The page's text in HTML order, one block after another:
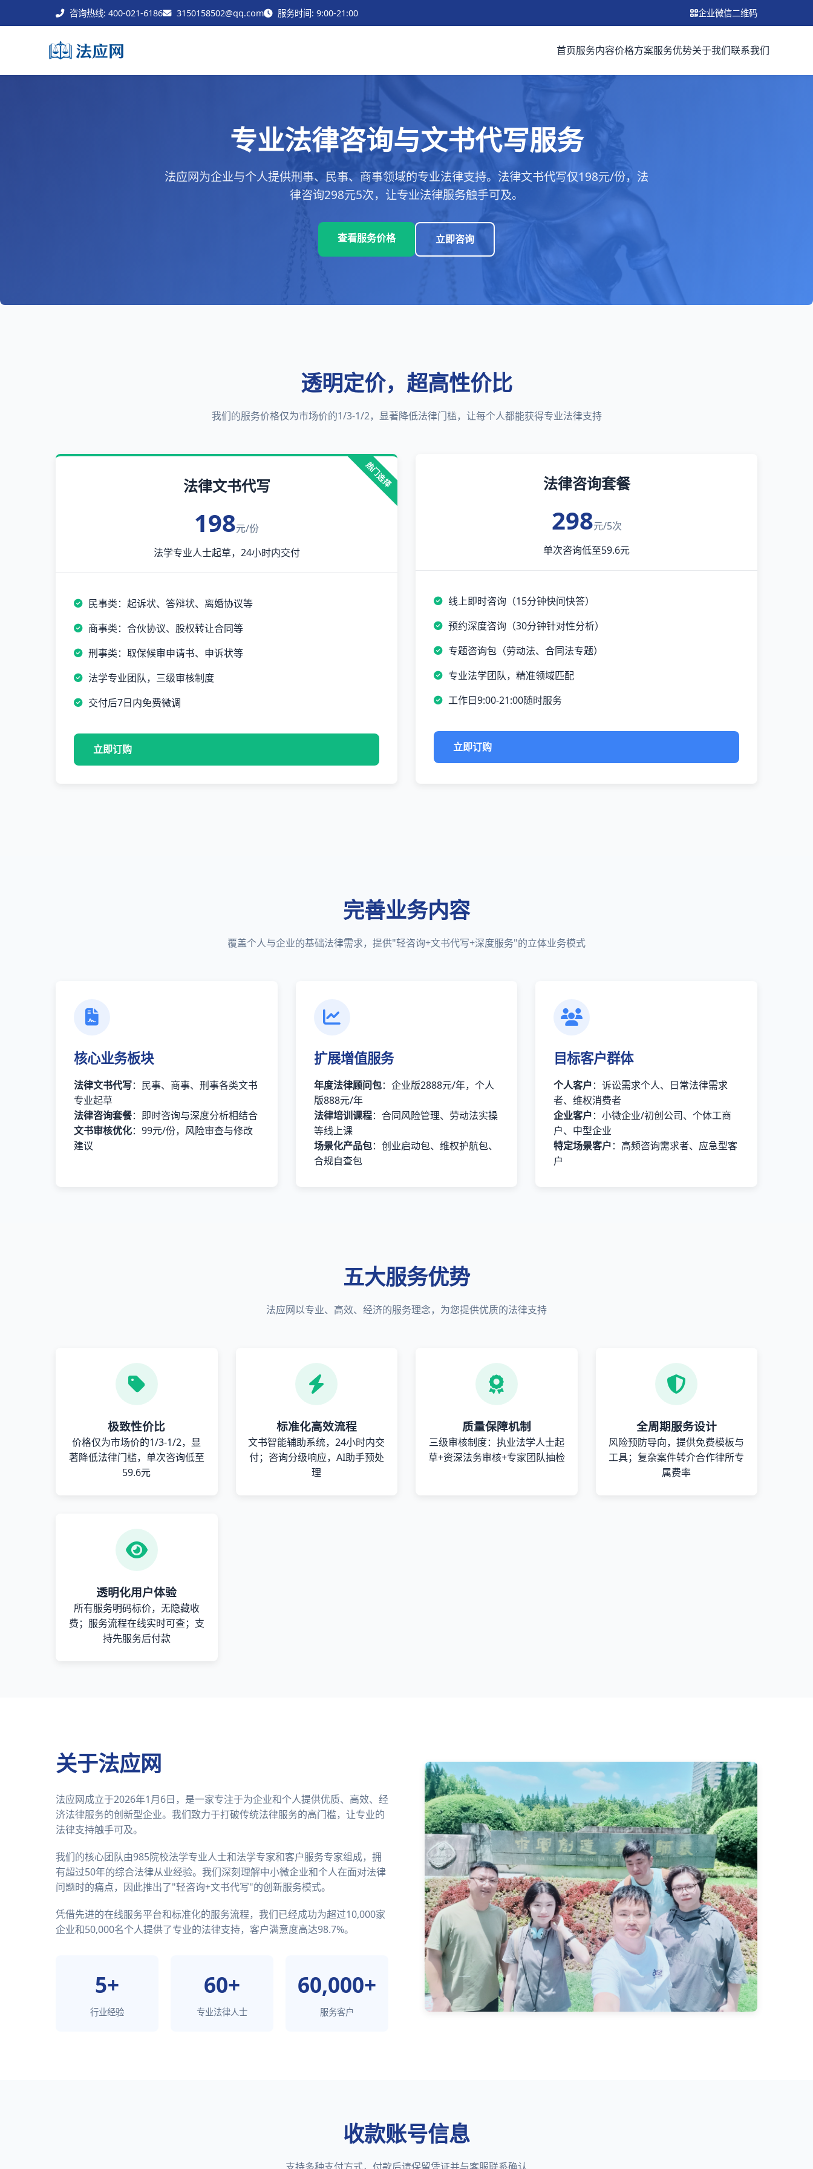
咨询热线: 400-021-6186 3150158502@qq.com 服务时间: 9:00-21:00 企业微信二维码
首页服务内容价格方案服务优势关于我们联系我们
专业法律咨询与文书代写服务
法应网为企业与个人提供刑事、民事、商事领域的专业法律支持。法律文书代写仅198元/份，法
律咨询298元5次，让专业法律服务触手可及。
查看服务价格 立即咨询
透明定价，超高性价比
我们的服务价格仅为市场价的1/3-1/2，显著降低法律门槛，让每个人都能获得专业法律支持
热门选择
法律文书代写
198元/份
法学专业人士起草，24小时内交付
民事类：起诉状、答辩状、离婚协议等
商事类：合伙协议、股权转让合同等
刑事类：取保候审申请书、申诉状等
法学专业团队，三级审核制度
交付后7日内免费微调
立即订购
法律咨询套餐
298元/5次
单次咨询低至59.6元
线上即时咨询（15分钟快问快答）
预约深度咨询（30分钟针对性分析）
专题咨询包（劳动法、合同法专题）
专业法学团队，精准领域匹配
工作日9:00-21:00随时服务
立即订购
完善业务内容
覆盖个人与企业的基础法律需求，提供"轻咨询+文书代写+深度服务"的立体业务模式
核心业务板块
法律文书代写：民事、商事、刑事各类文书
专业起草
法律咨询套餐：即时咨询与深度分析相结合
文书审核优化：99元/份，风险审查与修改
建议
扩展增值服务
年度法律顾问包：企业版2888元/年，个人
版888元/年
法律培训课程：合同风险管理、劳动法实操
等线上课
场景化产品包：创业启动包、维权护航包、
合规自查包
目标客户群体
个人客户：诉讼需求个人、日常法律需求
者、维权消费者
企业客户：小微企业/初创公司、个体工商
户、中型企业
特定场景客户：高频咨询需求者、应急型客
户
五大服务优势
法应网以专业、高效、经济的服务理念，为您提供优质的法律支持
极致性价比
价格仅为市场价的1/3-1/2，显
著降低法律门槛，单次咨询低至
59.6元
标准化高效流程
文书智能辅助系统，24小时内交
付；咨询分级响应，AI助手预处
理
质量保障机制
三级审核制度：执业法学人士起
草+资深法务审核+专家团队抽检
全周期服务设计
风险预防导向，提供免费模板与
工具；复杂案件转介合作律所专
属费率
透明化用户体验
所有服务明码标价，无隐藏收
费；服务流程在线实时可查；支
持先服务后付款
关于法应网
法应网成立于2026年1月6日，是一家专注于为企业和个人提供优质、高效、经
济法律服务的创新型企业。我们致力于打破传统法律服务的高门槛，让专业的
法律支持触手可及。
我们的核心团队由985院校法学专业人士和法学专家和客户服务专家组成，拥
有超过50年的综合法律从业经验。我们深刻理解中小微企业和个人在面对法律
问题时的痛点，因此推出了"轻咨询+文书代写"的创新服务模式。
凭借先进的在线服务平台和标准化的服务流程，我们已经成功为超过10,000家
企业和50,000名个人提供了专业的法律支持，客户满意度高达98.7%。
5+
行业经验
60+
专业法律人士
60,000+
服务客户
收款账号信息